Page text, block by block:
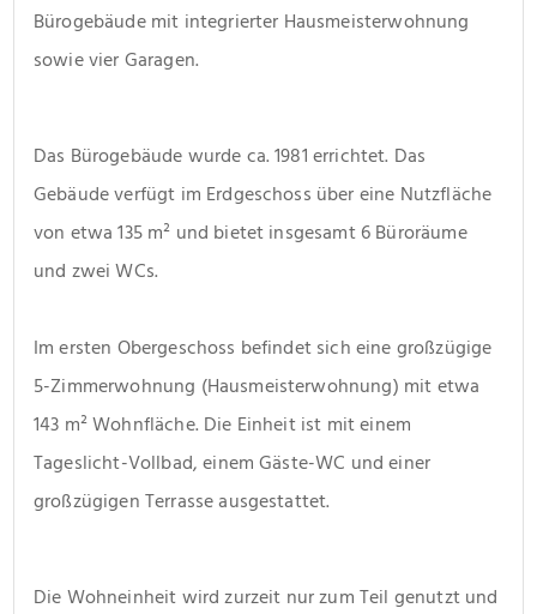
Bürogebäude mit integrierter Hausmeisterwohnung
sowie vier Garagen.
Das Bürogebäude wurde ca. 1981 errichtet. Das
Gebäude verfügt im Erdgeschoss über eine Nutzfläche
von etwa 135 m² und bietet insgesamt 6 Büroräume
und zwei WCs.
Im ersten Obergeschoss befindet sich eine großzügige
5-Zimmerwohnung (Hausmeisterwohnung) mit etwa
143 m² Wohnfläche. Die Einheit ist mit einem
Tageslicht-Vollbad, einem Gäste-WC und einer
großzügigen Terrasse ausgestattet.
Die Wohneinheit wird zurzeit nur zum Teil genutzt und